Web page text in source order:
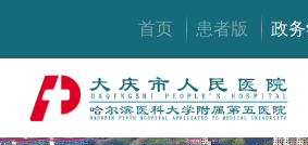
首页 患者版 政